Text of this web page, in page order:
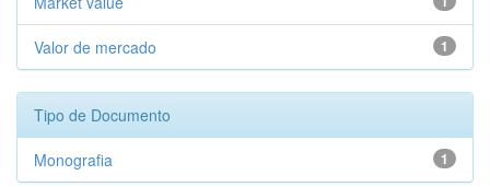
1
Valor de mercado
Tipo de Documento
1
Monografia